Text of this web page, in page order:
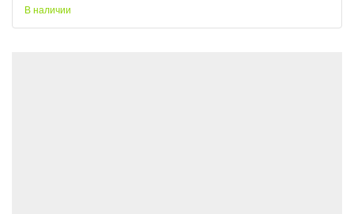
В наличии